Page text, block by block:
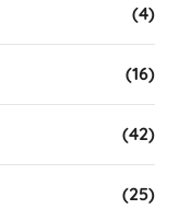
(4)
(16)
(42)
(25)